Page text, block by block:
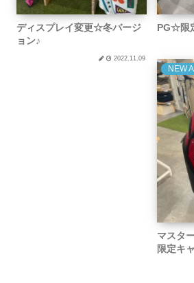
ディスプレイ変更☆冬バージ
ョン♪
2022.11.09
PG☆限
NEW
マスタ
限定キ